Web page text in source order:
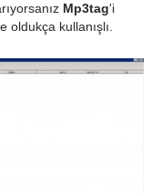
Mp3tag'i
oldukça kullanışlı.